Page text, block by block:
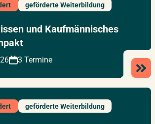
geförderte Weiterbildung
und Kaufmännisches
3 Termine
geförderte Weiterbildung